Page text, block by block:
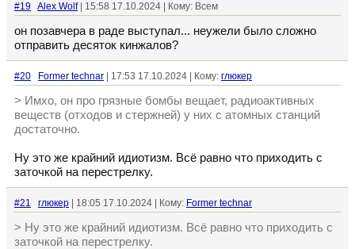
#19 Alex Wolf| 15:58 17.10.2024 | Кому: Всем
он позавчера в раде выступал... неужели было сложно
отправить десяток кинжалов?
#20 Former technar | 17:53 17.10.2024 | Кому: глюкер
> Имхо, он про грязные бомбы вещает, радиоактивных
веществ (отходов и стержней) у них с атомных станций
достаточно.
Ну это же крайний идиотизм. Всё равно что приходить с
заточкой на перестрелку.
#21 глюкер | 18:05 17.10.2024 | Кому: Former technar
> Ну это же крайний идиотизм. Всё равно что приходить с
заточкой на перестрелку.